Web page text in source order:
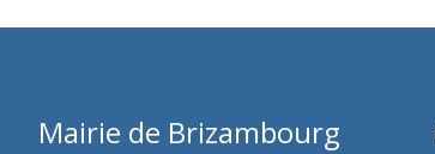
Mairie de Brizambourg